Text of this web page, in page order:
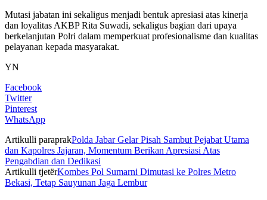
Mutasi jabatan ini sekaligus menjadi bentuk apresiasi atas kinerja
dan loyalitas AKBP Rita Suwadi, sekaligus bagian dari upaya
berkelanjutan Polri dalam memperkuat profesionalisme dan kualitas
pelayanan kepada masyarakat.
YN
Facebook
Twitter
Pinterest
WhatsApp
Artikulli paraprakPolda Jabar Gelar Pisah Sambut Pejabat Utama
dan Kapolres Jajaran, Momentum Berikan Apresiasi Atas
Pengabdian dan Dedikasi
Artikulli tjetërKombes Pol Sumarni Dimutasi ke Polres Metro
Bekasi, Tetap Sauyunan Jaga Lembur